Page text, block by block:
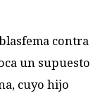
contra
un supuesto
cuyo hijo